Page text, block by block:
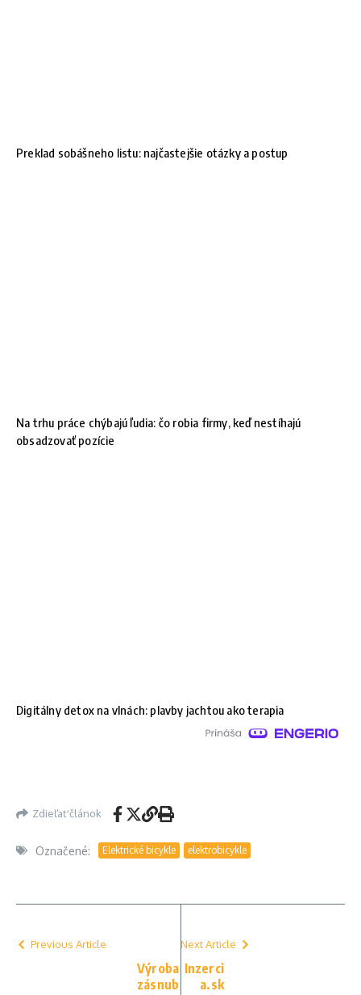
Preklad sobášneho listu: najčastejšie otázky a postup
Na trhu práce chýbajú ľudia: čo robia firmy, keď nestíhajú
obsadzovať pozície
Digitálny detox na vlnách: plavby jachtou ako terapia
Zdieľať článok
Označené: Elektrické bicykle elektrobicykle
Previous Article
Výroba
zásnub
Next Article
Inzerci
a.sk